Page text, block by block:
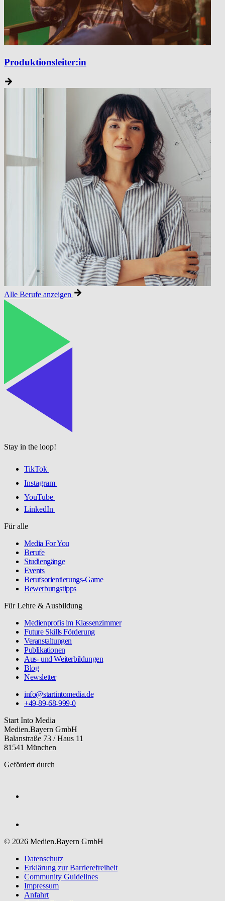
Produktionsleiter:in
Alle Berufe anzeigen
Stay in the loop!
TikTok
Instagram
YouTube
LinkedIn
Für alle
Media For You
Berufe
Studiengänge
Events
Berufsorientierungs-Game
Bewerbungstipps
Für Lehre & Ausbildung
Medienprofis im Klassenzimmer
Future Skills Förderung
Veranstaltungen
Publikationen
Aus- und Weiterbildungen
Blog
Newsletter
info@startintomedia.de
+49-89-68-999-0
Start Into Media
Medien.Bayern GmbH
Balanstraße 73 / Haus 11
81541 München
Gefördert durch
© 2026 Medien.Bayern GmbH
Datenschutz
Erklärung zur Barriere­freiheit
Community Guidelines
Impressum
Anfahrt